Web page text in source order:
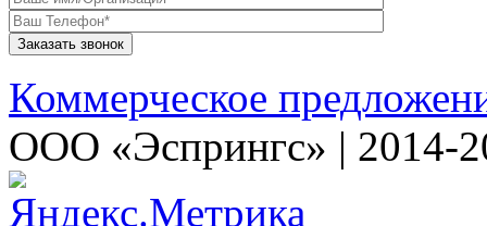
Коммерческое
ООО «Эспрингс» | 2014-